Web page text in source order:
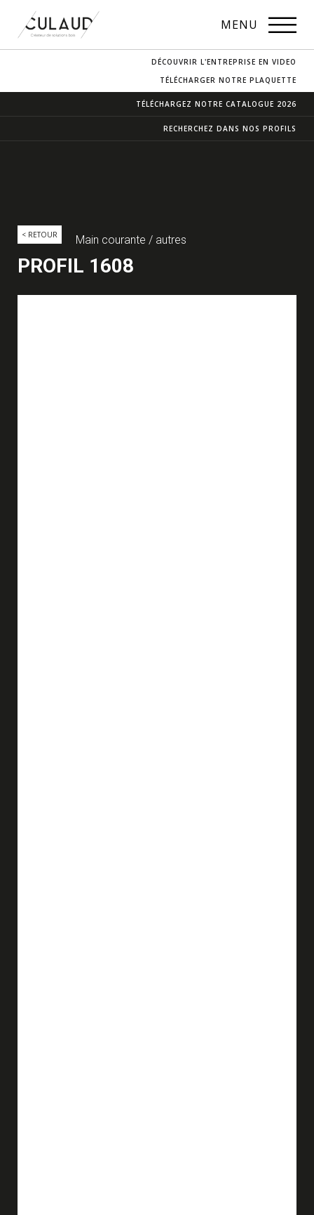
MENU
CONTACT & ACCÈS
DÉCOUVRIR L'ENTREPRISE EN VIDEO
TÉLÉCHARGER NOTRE PLAQUETTE
TÉLÉCHARGEZ NOTRE CATALOGUE 2026
RECHERCHEZ DANS NOS PROFILS
< RETOUR Main courante / autres
PROFIL 1608